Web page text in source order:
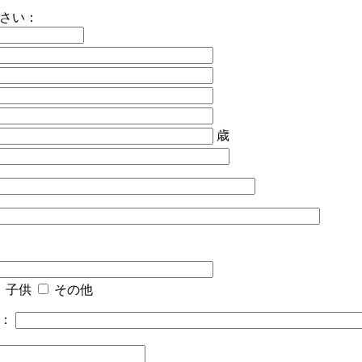
い：
歳
子供 その他